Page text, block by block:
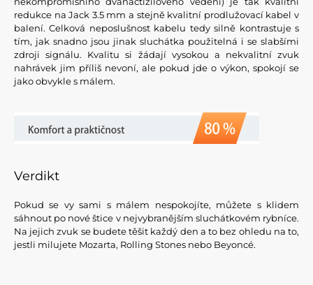
redukce na Jack 3.5 mm a stejně kvalitní prodlužovací kabel v
balení. Celková neposlušnost kabelu tedy silně kontrastuje s
tím, jak snadno jsou jinak sluchátka použitelná i se slabšími
zdroji signálu. Kvalitu si žádají vysokou a nekvalitní zvuk
nahrávek jim příliš nevoní, ale pokud jde o výkon, spokojí se
jako obvykle s málem.
Verdikt
Pokud se vy sami s málem nespokojíte, můžete s klidem
sáhnout po nové štice v nejvybranějším sluchátkovém rybníce.
Na jejich zvuk se budete těšit každý den a to bez ohledu na to,
jestli milujete Mozarta, Rolling Stones nebo Beyoncé.